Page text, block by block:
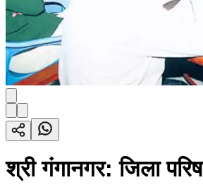
श्री गंगानगर: जिला